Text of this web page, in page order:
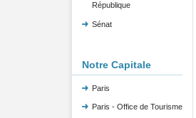
République
Sénat
Notre Capitale
Paris
Paris - Office de Tourisme